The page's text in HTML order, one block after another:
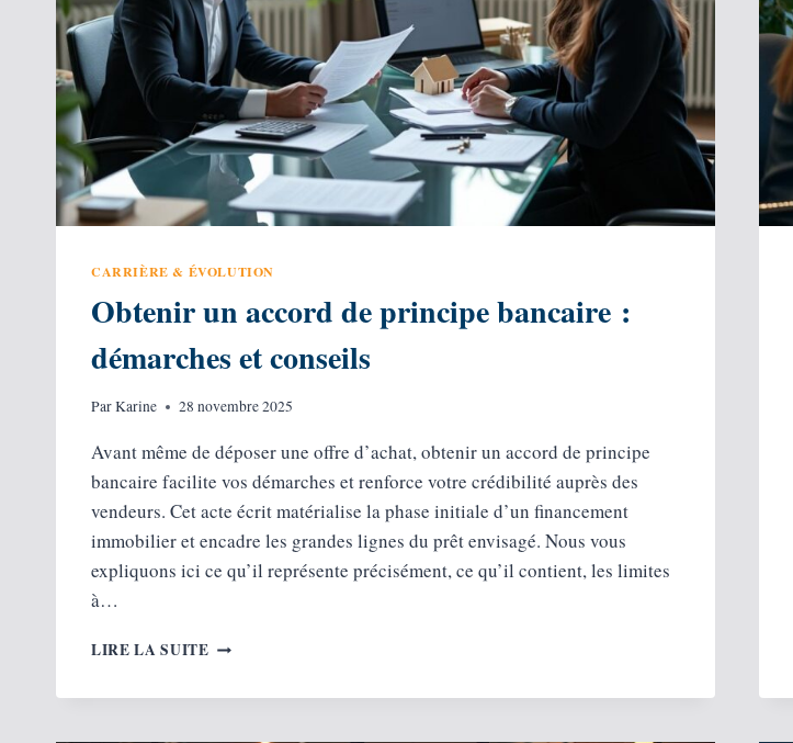
CARRIÈRE & ÉVOLUTION
Obtenir un accord de principe bancaire :
démarches et conseils
ParKarine 28 novembre 2025
Avant même de déposer une offre d’achat, obtenir un accord de principe
bancaire facilite vos démarches et renforce votre crédibilité auprès des
vendeurs. Cet acte écrit matérialise la phase initiale d’un financement
immobilier et encadre les grandes lignes du prêt envisagé. Nous vous
expliquons ici ce qu’il représente précisément, ce qu’il contient, les limites
à…
LIRE LA SUITE OBTENIR